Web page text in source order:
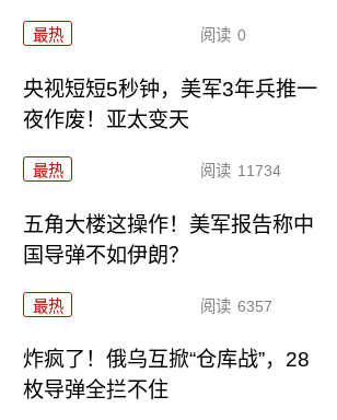
最热 阅读 0
央视短短5秒钟，美军3年兵推一
夜作废！亚太变天
最热 阅读 11734
五角大楼这操作！美军报告称中
国导弹不如伊朗？
最热 阅读 6357
炸疯了！俄乌互掀“仓库战”，28
枚导弹全拦不住